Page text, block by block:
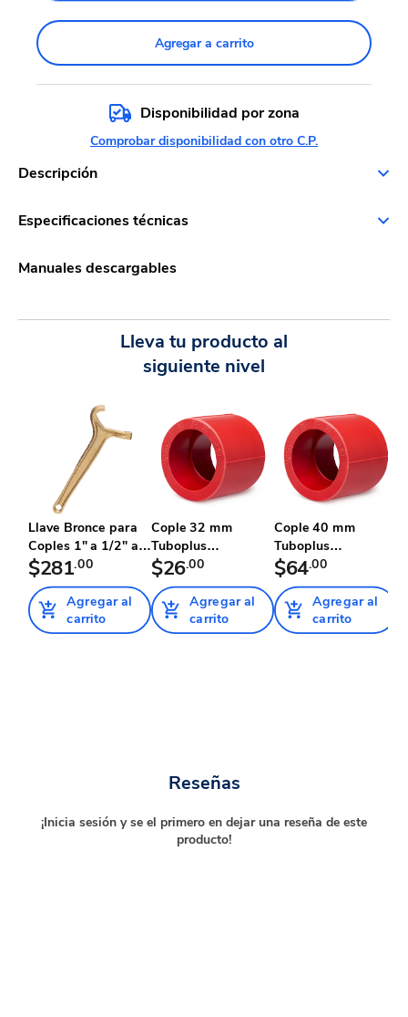
Agregar a carrito
Disponibilidad por zona
Comprobar disponibilidad con otro C.P.
Descripción
Especificaciones técnicas
Manuales descargables
Lleva tu producto al
siguiente nivel
Llave Bronce para
Coples 1" a 1/2" a 4
"...
$281.00
Agregar al
carrito
Cople 32 mm
Tuboplus
Contraincendios
$26.00
Agregar al
carrito
Cople 40 mm
Tuboplus
Contraincendios
$64.00
Agregar al
carrito
Reseñas
¡Inicia sesión y se el primero en dejar una reseña de este
producto!